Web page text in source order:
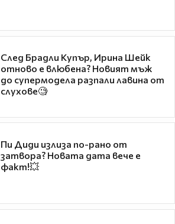
След Брадли Купър, Ирина Шейк
отново е влюбена? Новият мъж
до супермодела разпали лавина от
слухове🧐
Пи Диди излиза по-рано от
затвора? Новата дата вече е
факт!💥